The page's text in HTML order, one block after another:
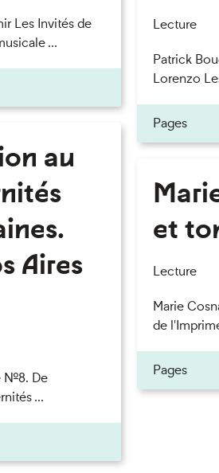
Les Invités de
...
au
Aires
n°8. De
...
Lecture
Patrick
Lorenzo
Pages
et
Lecture
Marie
de
Pages